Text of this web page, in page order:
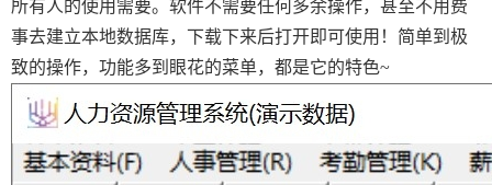
所有人的使用需要。软件不需要任何多余操作，甚至不用费
事去建立本地数据库，下载下来后打开即可使用！简单到极
致的操作，功能多到眼花的菜单，都是它的特色~